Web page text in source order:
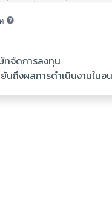
ทจัดการลงทุน
ถึงผลการดำเนินงานในอ